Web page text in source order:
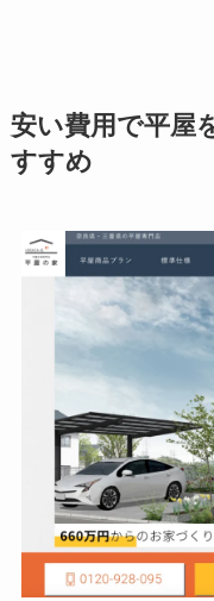
安い費用で平屋
すすめ